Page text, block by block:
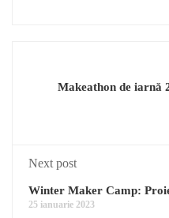
Makeathon de iarnă
Next post
Winter Maker Camp:
25 ianuarie 2023